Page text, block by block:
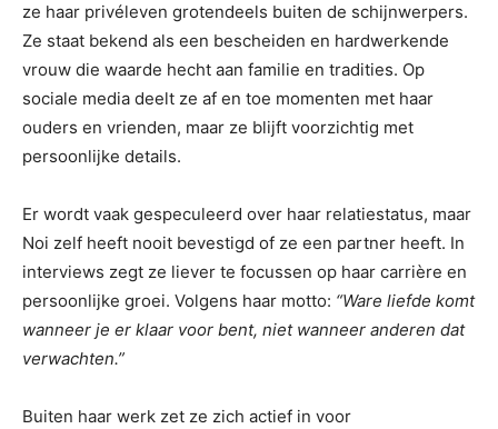
ze haar privéleven grotendeels buiten de schijnwerpers.
Ze staat bekend als een bescheiden en hardwerkende
vrouw die waarde hecht aan familie en tradities. Op
sociale media deelt ze af en toe momenten met haar
ouders en vrienden, maar ze blijft voorzichtig met
persoonlijke details.
Er wordt vaak gespeculeerd over haar relatiestatus, maar
Noi zelf heeft nooit bevestigd of ze een partner heeft. In
interviews zegt ze liever te focussen op haar carrière en
persoonlijke groei. Volgens haar motto: “Ware liefde komt
wanneer je er klaar voor bent, niet wanneer anderen dat
verwachten.”
Buiten haar werk zet ze zich actief in voor